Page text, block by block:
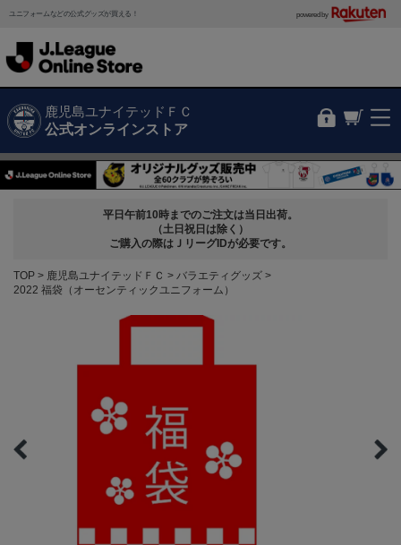
ユニフォームなどの公式グッズが買える！ powered by
鹿児島ユナイテッドＦＣ
公式オンラインストア
平日午前10時までのご注文は当日出荷。
（土日祝日は除く）
ご購入の際はＪリーグIDが必要です。
TOP 鹿児島ユナイテッドＦＣ
バラエティグッズ
2022 福袋（オーセンティックユニフォーム）